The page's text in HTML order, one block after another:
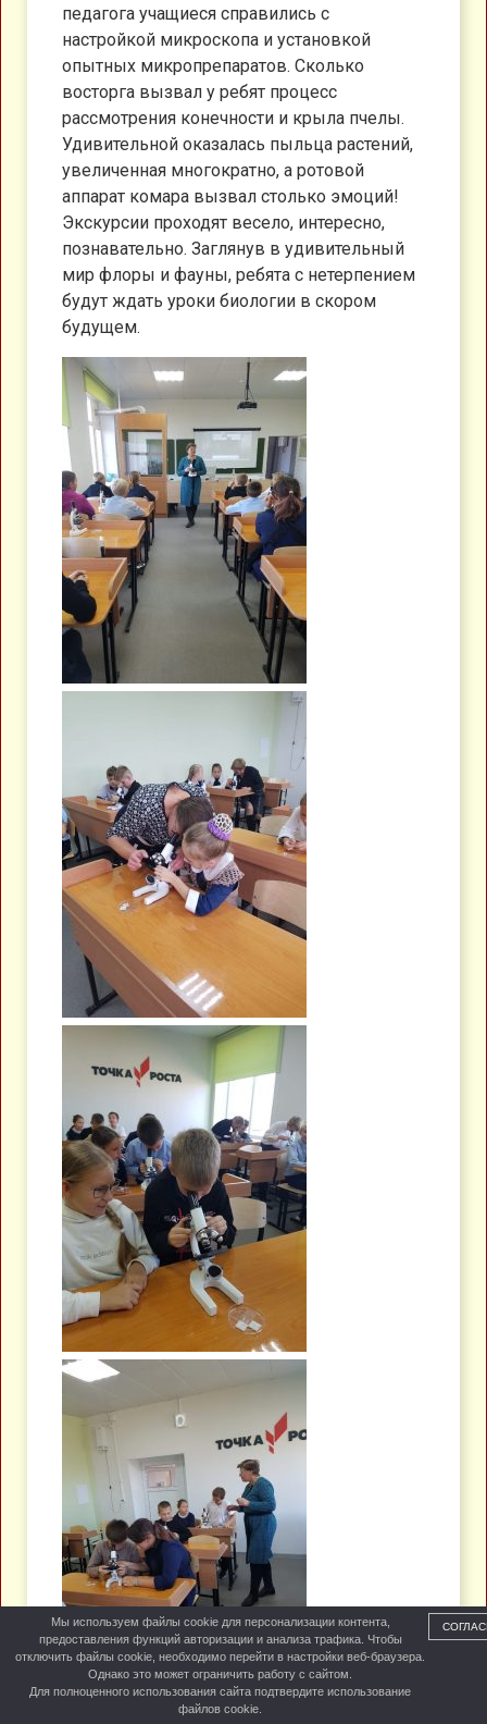
педагога учащиеся справились с
настройкой микроскопа и установкой
опытных микропрепаратов. Сколько
восторга вызвал у ребят процесс
рассмотрения конечности и крыла пчелы.
Удивительной оказалась пыльца растений,
увеличенная многократно, а ротовой
аппарат комара вызвал столько эмоций!
Экскурсии проходят весело, интересно,
познавательно. Заглянув в удивительный
мир флоры и фауны, ребята с нетерпением
будут ждать уроки биологии в скором
будущем.
Мы используем файлы cookie для персонализации контента,
предоставления функций авторизации и анализа трафика. Чтобы
отключить файлы cookie, необходимо перейти в настройки веб-браузера.
Однако это может ограничить работу с сайтом.
Для полноценного использования сайта подтвердите использование
файлов cookie.